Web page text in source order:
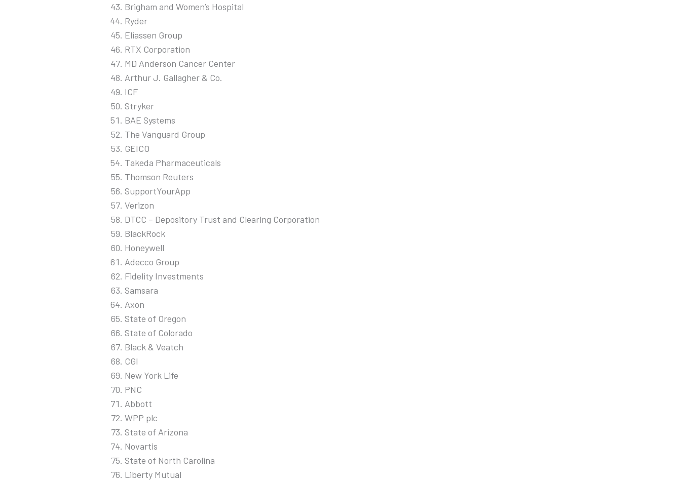
Brigham and Women’s Hospital
Ryder
Eliassen Group
RTX Corporation
MD Anderson Cancer Center
Arthur J. Gallagher & Co.
ICF
Stryker
BAE Systems
The Vanguard Group
GEICO
Takeda Pharmaceuticals
Thomson Reuters
SupportYourApp
Verizon
DTCC – Depository Trust and Clearing Corporation
BlackRock
Honeywell
Adecco Group
Fidelity Investments
Samsara
Axon
State of Oregon
State of Colorado
Black & Veatch
CGI
New York Life
PNC
Abbott
WPP plc
State of Arizona
Novartis
State of North Carolina
Liberty Mutual